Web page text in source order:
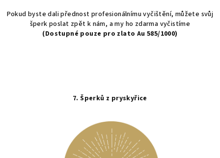
Pokud byste dali přednost profesionálnímu vyčištění, můžete svůj
šperk poslat zpět k nám, a my ho zdarma vyčistíme
(Dostupné pouze pro zlato Au 585/1000)
7. Šperků z pryskyřice